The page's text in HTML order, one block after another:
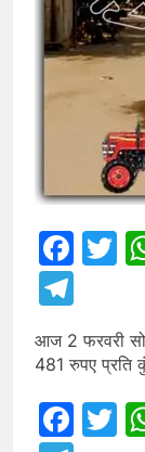
आज 2 फरवरी
481 रुपए प्रति